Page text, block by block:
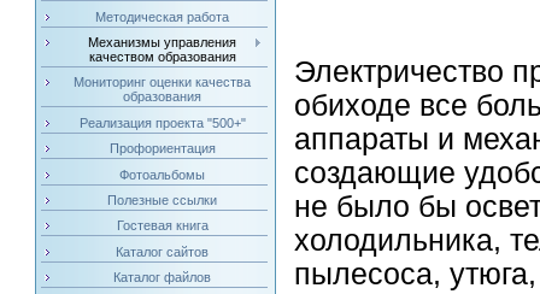
Методическая работа
Механизмы управления
качеством образования
Мониторинг оценки качества
образования
Реализация проекта "500+"
Профориентация
Фотоальбомы
Полезные ссылки
Гостевая книга
Каталог сайтов
Каталог файлов
Электричество
обиходе все
аппараты и
создающие
не было бы
холодильника,
пылесоса,